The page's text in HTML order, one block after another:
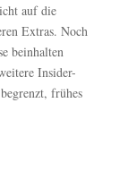
auf die
Extras. Noch
beinhalten
Insider-
frühes